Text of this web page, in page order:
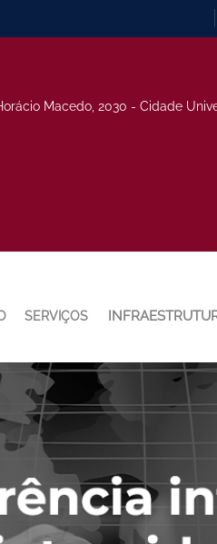
Macedo, 2030 - Cidade
SERVIÇOS